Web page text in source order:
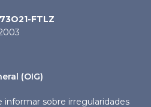
FTLZ
(OIG)
informar sobre irregularidades